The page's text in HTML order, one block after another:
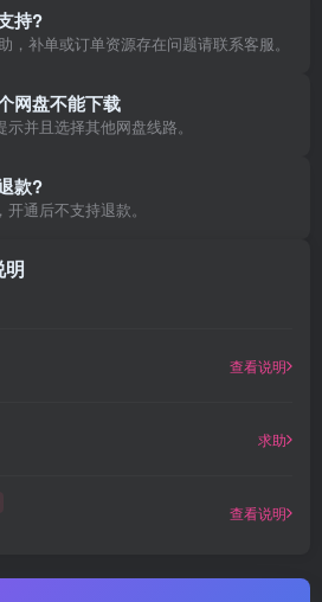
持?
，补单或订单资源存在问题请联系客服。
网盘不能下载
并且选择其他网盘线路。
款?
通后不支持退款。
明
查看说明
求助
查看说明